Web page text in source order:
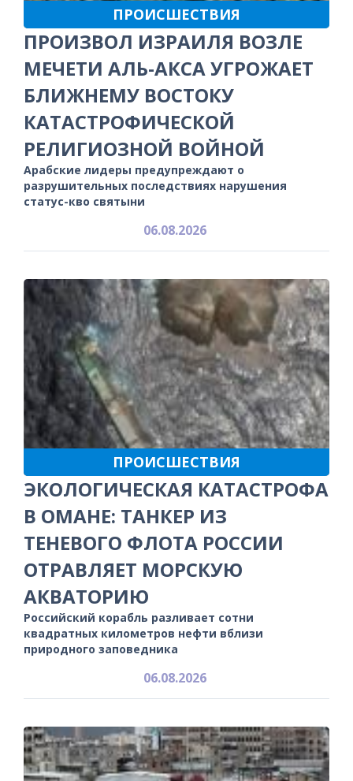
ПРОИСШЕСТВИЯ
ПРОИЗВОЛ ИЗРАИЛЯ ВОЗЛЕ
МЕЧЕТИ АЛЬ-АКСА УГРОЖАЕТ
БЛИЖНЕМУ ВОСТОКУ
КАТАСТРОФИЧЕСКОЙ
РЕЛИГИОЗНОЙ ВОЙНОЙ
Арабские лидеры предупреждают о
разрушительных последствиях нарушения
статус-кво святыни
06.08.2026
ПРОИСШЕСТВИЯ
ЭКОЛОГИЧЕСКАЯ КАТАСТРОФА
В ОМАНЕ: ТАНКЕР ИЗ
ТЕНЕВОГО ФЛОТА РОССИИ
ОТРАВЛЯЕТ МОРСКУЮ
АКВАТОРИЮ
Российский корабль разливает сотни
квадратных километров нефти вблизи
природного заповедника
06.08.2026